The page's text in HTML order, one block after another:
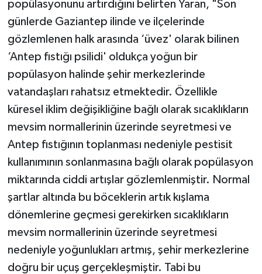
popülasyonunu artırdığını belirten Yaran, "Son
günlerde Gaziantep ilinde ve ilçelerinde
gözlemlenen halk arasında ‘üvez' olarak bilinen
‘Antep fıstığı psilidi' oldukça yoğun bir
popülasyon halinde şehir merkezlerinde
vatandaşları rahatsız etmektedir. Özellikle
küresel iklim değişikliğine bağlı olarak sıcaklıkların
mevsim normallerinin üzerinde seyretmesi ve
Antep fıstığının toplanması nedeniyle pestisit
kullanımının sonlanmasına bağlı olarak popülasyon
miktarında ciddi artışlar gözlemlenmiştir. Normal
şartlar altında bu böceklerin artık kışlama
dönemlerine geçmesi gerekirken sıcaklıkların
mevsim normallerinin üzerinde seyretmesi
nedeniyle yoğunlukları artmış, şehir merkezlerine
doğru bir uçuş gerçekleşmiştir. Tabi bu